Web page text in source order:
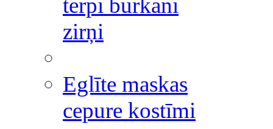
tērpi burkāni
zirņi
Eglīte maskas
cepure kostīmi